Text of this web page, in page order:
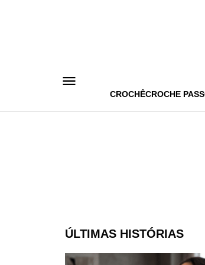
CROCHÊCROCHE
ÚLTIMAS HISTÓRIAS